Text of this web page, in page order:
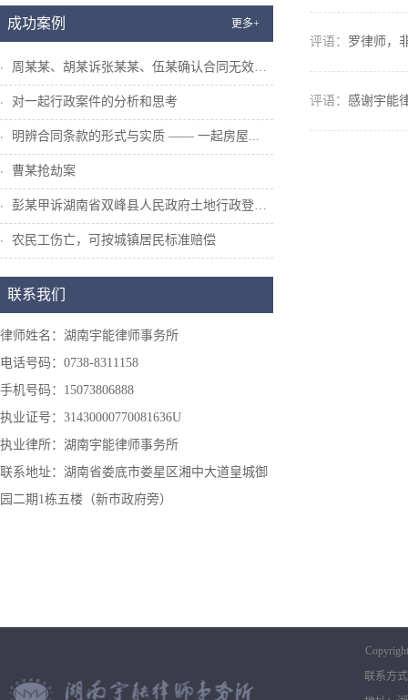
成功案例 更多+
周某某、胡某诉张某某、伍某确认合同无效纠...
对一起行政案件的分析和思考
明辨合同条款的形式与实质 —— 一起房屋...
曹某抢劫案
彭某甲诉湖南省双峰县人民政府土地行政登记...
农民工伤亡，可按城镇居民标准赔偿
联系我们
律师姓名：湖南宇能律师事务所
电话号码：0738-8311158
手机号码：15073806888
执业证号：31430000770081636U
执业律所：湖南宇能律师事务所
联系地址：湖南省娄底市娄星区湘中大道皇城御
园二期1栋五楼（新市政府旁）
罗律师，
感谢宇能
联系方